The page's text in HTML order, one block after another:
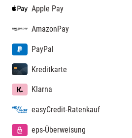
Apple Pay
AmazonPay
PayPal
Kreditkarte
Klarna
easyCredit-Ratenkauf
eps-Überweisung